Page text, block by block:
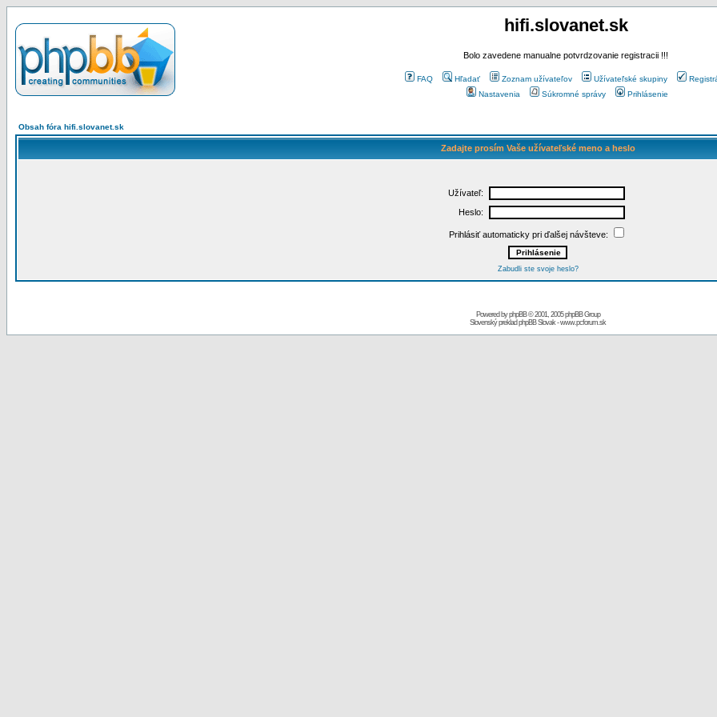
hifi.slovanet.sk
Bolo zavedene manualne potvrdzovanie registracii !!!
FAQ Hľadať Zoznam užívateľov Užívateľské skupiny
Nastavenia
Súkromné správy Prihlásenie
Obsah fóra hifi.slovanet.sk
Zadajte prosím Vaše užívateľské meno a heslo
Užívateľ:
Heslo:
Prihlásiť automaticky pri ďalšej návšteve:
Zabudli ste svoje heslo?
Powered byphpBB© 2001, 2005 phpBB Group
Slovenský preklad phpBB Slovak-www.pcforum.sk